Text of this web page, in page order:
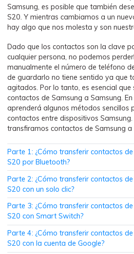
seguridad de
datos,
WhatsApp.
Celular a Otro
Transfiere
videos, SMS y
archivos de un
PC.
Apps
Mutsapper (Alias:
Transfiere datos de
WhatsApp Business
valores de fábrica.
MobileTrans App
Transfiere datos del
Sobre Nosotros
ENCUENTRA MÁS
Samsung, es posible que también
S20. Y mientras cambiamos a un
hay algo que nos molesta y son
Dado que los contactos son la clave
cualquier persona, no podemos
manualmente el número de teléfono
de guardarlo no tiene sentido ya que
agitados. Por lo tanto, es esencial
contactos de Samsung a Samsung.
aprenderá algunos métodos sencillos
contactos entre dispositivos
transfiramos contactos de Samsung
Parte 1: ¿Cómo transferir contactos
S20 por Bluetooth?
Parte 2: ¿Cómo transferir contactos
S20 con un solo clic?
Parte 3: ¿Cómo transferir contactos
S20 con Smart Switch?
Parte 4: ¿Cómo transferir contactos
S20 con la cuenta de Google?